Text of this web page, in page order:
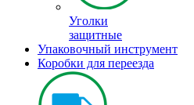
Уголки
защитные
Упаковочный инструмент
Коробки для переезда